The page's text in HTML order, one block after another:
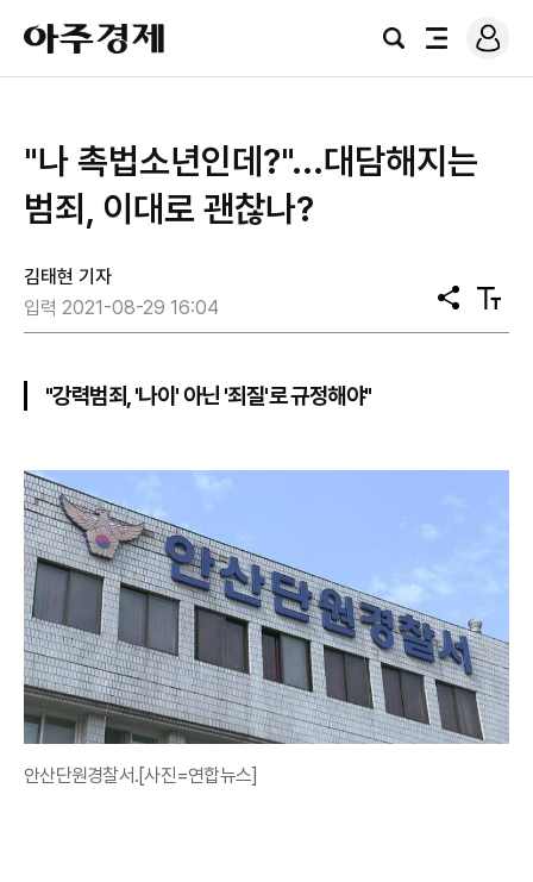
아
주
경
검
전
로
그
"나 촉법소년인데?"...대담해지는
범죄, 이대로 괜찮나?
김태현 기자
입력 2021-08-29 16:04
공
유
텍
스
"강력범죄, '나이' 아닌 '죄질'로 규정해야"
안산단원경찰서.[사진=연합뉴스]